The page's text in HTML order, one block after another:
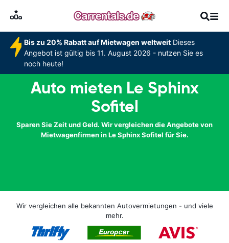
Bis zu 20% Rabatt auf Mietwagen weltweitDieses
Angebot ist gültig bis 11. August 2026 - nutzen Sie es
noch heute!
Auto mieten Le Sphinx
Sofitel
Sparen Sie Zeit und Geld. Wir vergleichen die Angebote von
Mietwagenfirmen in Le Sphinx Sofitel für Sie.
Wir vergleichen alle bekannten Autovermietungen - und viele
mehr.